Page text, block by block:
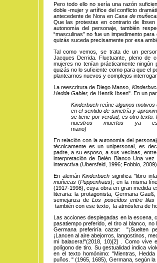
Pero todo ello no sería una razón
doble -mujer y artífice del conflicto
antecedente de Nora enCasa de
Que las protestas en contrario de
autonomía del personaje, también
“masculinas” no fue un impedimento
quizás suceda precisamente por esa
Tal como vemos, se trata de un
Jacques Derrida. Fluctuante, pleno de
mujeres no tenían prácticamente
quizás no lo suficiente como para que el
plantearnos nuevos y complejos
La reescritura de Diego Manso,
Hedda Gabler, de Henrik Ibsen". En un
Kinderbuch reúne algunos
en el sentido de simetría y
se tiene por verdad, es otro texto.
nuestros muertos ya
En relación con la autonomía del
técnicamente es un unipersonal, es
padre, a su esposo, a sus vecinas,
interpretación de Belén Blanco Una
interactiva (Ubersfeld, 1996; Fobbio,
En alemánKinderbuchsignifica "libro
muñecas(Puppenhaus); en la misma
(1917-1998), cuya obra en gran medida
literaria: la protagonista, Germana
semejanza deLos poseídos entre
también con ese texto, la atmósfera de
Las acciones desplegadas en la escena,
pasatiempo preferido, el tiro al blanco,
Germana preferiría cazar: "¡Suelten
¡Lancen al aire abejorros, langostinos,
mi balacera!"(2018, 10)[2] . Como vive
polígono de tiro. Su gestualidad indica
en el texto homónimo: "Mientras,
puños. " (1965, 1685), Germana, según la